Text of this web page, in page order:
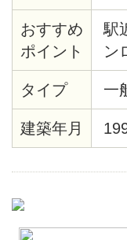
おすすめ
ポイント
駅
ン
タイプ 一
建築年月